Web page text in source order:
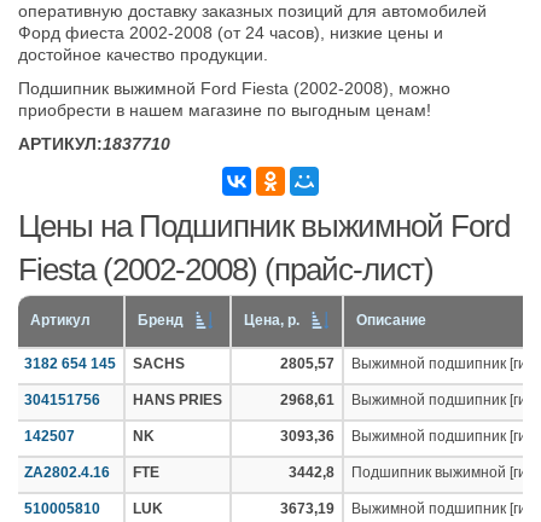
оперативную доставку заказных позиций для автомобилей
Форд фиеста 2002-2008 (от 24 часов), низкие цены и
достойное качество продукции.
Подшипник выжимной Ford Fiesta (2002-2008), можно
приобрести в нашем магазине по выгодным ценам!
АРТИКУЛ:1837710
Цены на Подшипник выжимной Ford
Fiesta (2002-2008) (прайс-лист)
Артикул Бренд Цена, р. Описание
3182 654 145 SACHS 2805,57 Выжимной подшипник
304151756 HANS PRIES 2968,61 Выжимной подшипник
142507 NK 3093,36 Выжимной подшипник
ZA2802.4.16 FTE 3442,8 Подшипник выжимной
510005810 LUK 3673,19 Выжимной подшипник